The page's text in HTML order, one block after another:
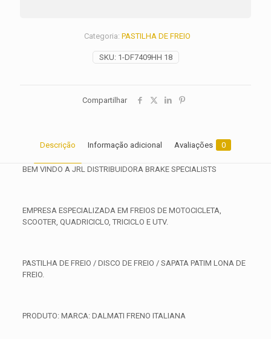
SKU: 1-DF7409HH 18
Categoria: PASTILHA DE FREIO
Compartilhar
Descrição Informação adicional Avaliações 0
BEM VINDO A JRL DISTRIBUIDORA BRAKE SPECIALISTS
EMPRESA ESPECIALIZADA EM FREIOS DE MOTOCICLETA,
SCOOTER, QUADRICICLO, TRICICLO E UTV.
PASTILHA DE FREIO / DISCO DE FREIO / SAPATA PATIM LONA DE
FREIO.
PRODUTO: MARCA: DALMATI FRENO ITALIANA